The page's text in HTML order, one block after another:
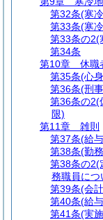
第32条(寒
第33条(寒
第33条の2(
第34条
第10章
休職
第35条(心
第36条(刑
第36条の2(
限)
第11章
雑則
第37条(給
第38条(勤
第38条の2(
務職員につ
第39条(会
第40条(給
第41条(実